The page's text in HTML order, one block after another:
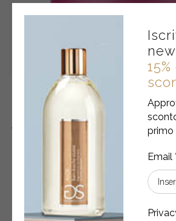
15%
primo
Radiant me
Vitamina C + Esosomi • Crema viso
44,50
Radiant
me
-